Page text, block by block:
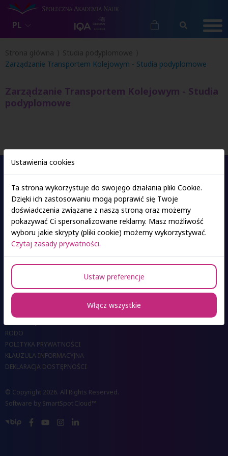
PL
Strona główna
Studia podyplomowe
Zarządzanie Transportem Kolejowym - Studia podyplomowe
Zarządzanie Transportem Kolejowym - Studia
podyplomowe
Oferta studiów
Ośrodki SAN
KONTAKT DO OŚRODKÓW
KONTAKT DO BIUR I UCZELNI
DLA MEDIÓW
RODO
POLITYKA PRYWATNOŚCI
KLAUZULA INFORMACYJNA
DEKLARACJA DOSTĘPNOŚCI
© Copyright 2026. All Rights Reserved.
Software by SmartSpot.Cloud™
Ustawienia cookies
Ta strona wykorzystuje do swojego działania pliki Cookie.
Dzięki ich zastosowaniu mogą poprawić się Twoje
doświadczenia związane z naszą stroną oraz możemy
pokazywać Ci spersonalizowane reklamy. Masz możliwość
wyboru jakie skrypty (pliki cookie) możemy wykorzystywać.
Czytaj zasady prywatności.
Ustaw preferencje
Włącz wszystkie